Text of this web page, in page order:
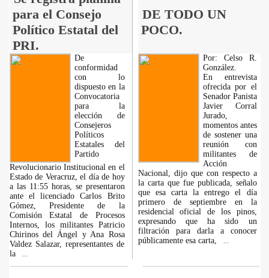
para el Consejo
Político Estatal del
PRI.
DE TODO UN
POCO.
De
conformidad
con lo
dispuesto en la
Convocatoria
para la
elección de
Consejeros
Políticos
Estatales del
Partido
Revolucionario Institucional en el
Estado de Veracruz, el día de hoy
a las 11:55 horas, se presentaron
ante el licenciado Carlos Brito
Gómez, Presidente de la
Comisión Estatal de Procesos
Internos, los militantes Patricio
Chirinos del Ángel y Ana Rosa
Valdez Salazar, representantes de
la
Por: Celso R.
González.
En entrevista
ofrecida por el
Senador Panista
Javier Corral
Jurado,
momentos antes
de sostener una
reunión con
militantes de
Acción
Nacional, dijo que con respecto a
la carta que fue publicada, señalo
que esa carta la entrego el día
primero de septiembre en la
residencial oficial de los pinos,
expresando que ha sido un
filtración para darla a conocer
públicamente esa carta,